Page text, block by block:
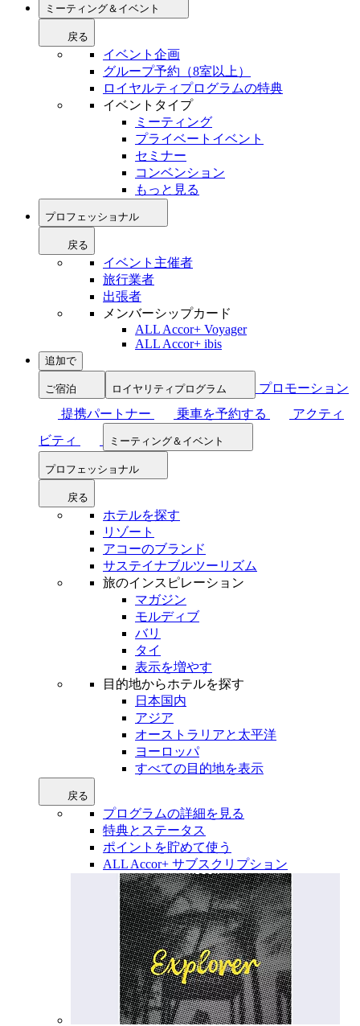
ミーティング＆イベント
戻る
イベント企画
グループ予約（8室以上）
ロイヤルティプログラムの特典
イベントタイプ
ミーティング
プライベートイベント
セミナー
コンベンション
もっと見る
プロフェッショナル
戻る
イベント主催者
旅行業者
出張者
メンバーシップカード
ALL Accor+ Voyager
ALL Accor+ ibis
追加で
ご宿泊 ロイヤリティプログラム
プロモーション
提携パートナー
乗車を予約する
アクティ
ビティ
ミーティング＆イベント
プロフェッショナル
戻る
ホテルを探す
リゾート
アコーのブランド
サステイナブルツーリズム
旅のインスピレーション
マガジン
モルディブ
バリ
タイ
表示を増やす
目的地からホテルを探す
日本国内
アジア
オーストラリアと太平洋
ヨーロッパ
すべての目的地を表示
戻る
プログラムの詳細を見る
特典とステータス
ポイントを貯めて使う
ALL Accor+ サブスクリプション